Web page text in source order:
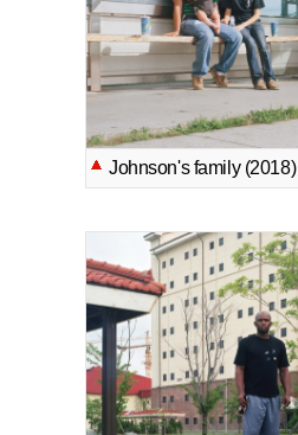
Johnson's family (2018)